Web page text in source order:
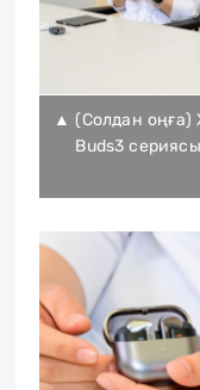
▲ (Солдан оңға)
Buds3